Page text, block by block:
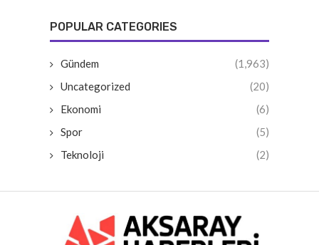
POPULAR CATEGORIES
Gündem
(1,963)
Uncategorized
(20)
Ekonomi
(6)
Spor
(5)
Teknoloji
(2)